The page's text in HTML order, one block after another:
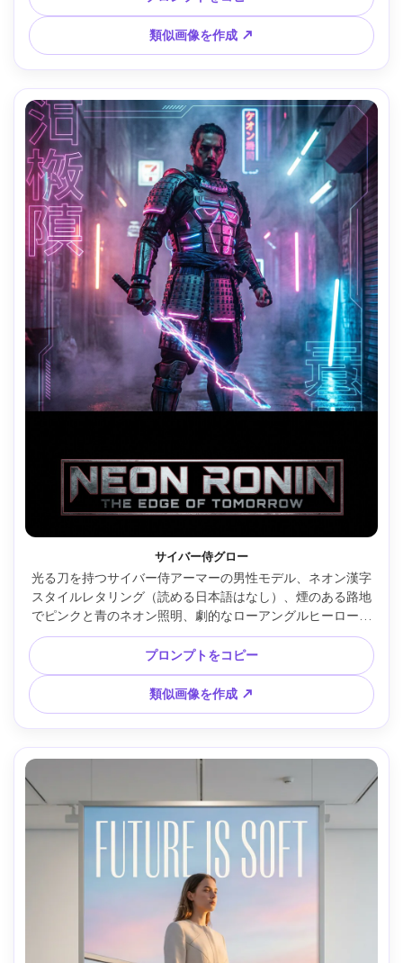
のクリーンなマージン、Nikon Z8、35mmレンズ、鮮明フォ
ーカス、映画的ライティング、ポスター構図 --ar 4:5
類似画像を作成 ↗
サイバー侍グロー
光る刀を持つサイバー侍アーマーの男性モデル、ネオン漢字
スタイルレタリング（読める日本語はなし）、煙のある路地
でピンクと青のネオン照明、劇的なローアングルヒーローシ
ョット、硬いリムライトとフォグ拡散、Sony A7R V、24mm
レンズ、高コントラスト、超詳細なアーマーテクスチャー、
高級映画ポスター構図（下部にタイトルスペース） --ar 4:5
プロンプトをコピー
類似画像を作成 ↗